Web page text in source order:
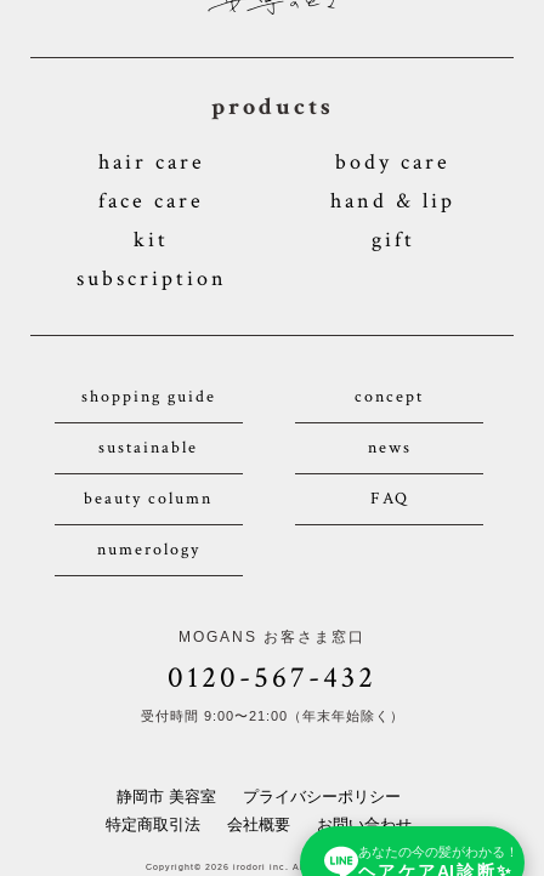
あなたの今の髪がわかる！
ヘアケアAI診断✨
products
hair care
body care
face care
hand & lip
kit
gift
subscription
shopping guide concept
sustainable news
beauty column FAQ
numerology
MOGANS お客さま窓口
0120-567-432
受付時間 9:00〜21:00（年末年始除く）
静岡市 美容室
プライバシーポリシー
特定商取引法
会社概要 お問い合わせ
Copyright© 2026 irodori inc. All Rights Reserved.